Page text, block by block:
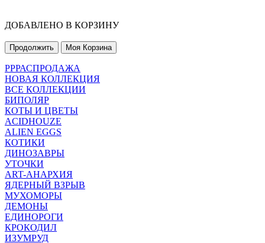
ДОБАВЛЕНО В КОРЗИНУ
Продолжить Моя Корзина
РРРАСПРОДАЖА
НОВАЯ КОЛЛЕКЦИЯ
ВСЕ КОЛЛЕКЦИИ
БИПОЛЯР
КОТЫ И ЦВЕТЫ
ACIDHOUZE
ALIEN EGGS
КОТИКИ
ДИНОЗАВРЫ
УТОЧКИ
ART-АНАРХИЯ
ЯДЕРНЫЙ ВЗРЫВ
МУХОМОРЫ
ДЕМОНЫ
ЕДИНОРОГИ
КРОКОДИЛ
ИЗУМРУД